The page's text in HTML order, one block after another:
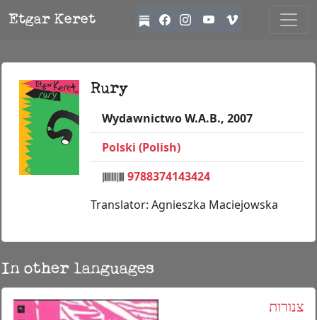
Etgar Keret
Rury
Wydawnictwo W.A.B., 2007
Polski (Polish)
9788374143424
Translator: Agnieszka Maciejowska
In other languages
צנורות